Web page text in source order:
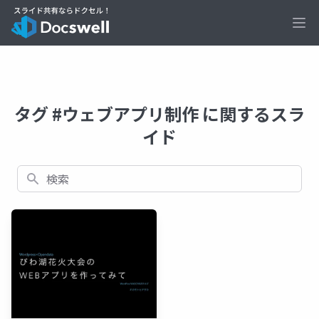
タグ #ウェブアプリ制作 に関するスラ
イド
検索